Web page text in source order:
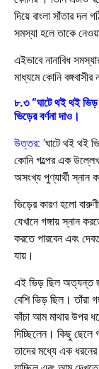
দিয়ে বাংলা সাঁতার
সমস্যা হলে তাকে
এইভাবে নানাবিধ
মাধ্যমে কোনি
৮.৩ “ঘাটে থই থই
ভিড়ের বর্ণনা দাও।
উত্তর: ‘ঘাটে থই থই
কোনি গল্পের এক
অসংখ্য পুণ্যার্থী
ভিড়ের কারণ হলো
যেখানে গঙ্গায় স্নান
করতে পারবেন এবং
যায়।
এই ভিড় ছিল অত্যন্ত
বেশি ভিড় ছিল। তাঁরা
কাঁচা আম মাথার উপর
দিচ্ছিলেন। কিছু
তাদের মধ্যে এক